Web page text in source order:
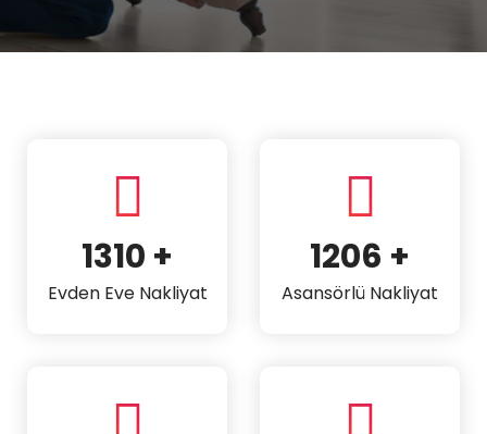
1912 +
Evden Eve Nakliyat
1760 +
Asansörlü Nakliyat